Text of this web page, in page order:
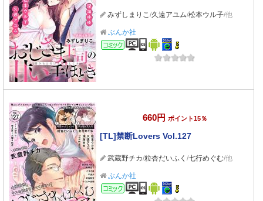
みずしまりこ/久遠アユム/松本ウル子/他
ぶんか社
コミック
660円 ポイント15％
[TL]禁断Lovers Vol.127
武蔵野チカ/粒杏だいふく /七行めぐむ/他
ぶんか社
コミック